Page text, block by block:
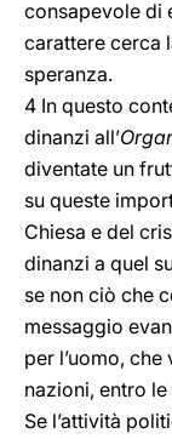
consapevole di
carattere cerca
speranza.
4 In questo
dinanzi all’
diventate un
su queste
Chiesa e del
dinanzi a quel
se non ciò che
messaggio
per l’uomo,
nazioni, entro
Se l’attività